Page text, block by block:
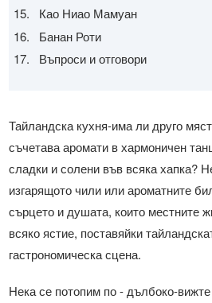
Као Ниао Мамуан
Банан Роти
Въпроси и отговори
Тайландска кухня-има ли друго
съчетава аромати в хармоничен
сладки и солени във всяка хапка?
изгарящото чили или ароматните
сърцето и душата, които местните
всяко ястие, поставяйки
гастрономическа сцена.
Нека се потопим по - дълбоко-